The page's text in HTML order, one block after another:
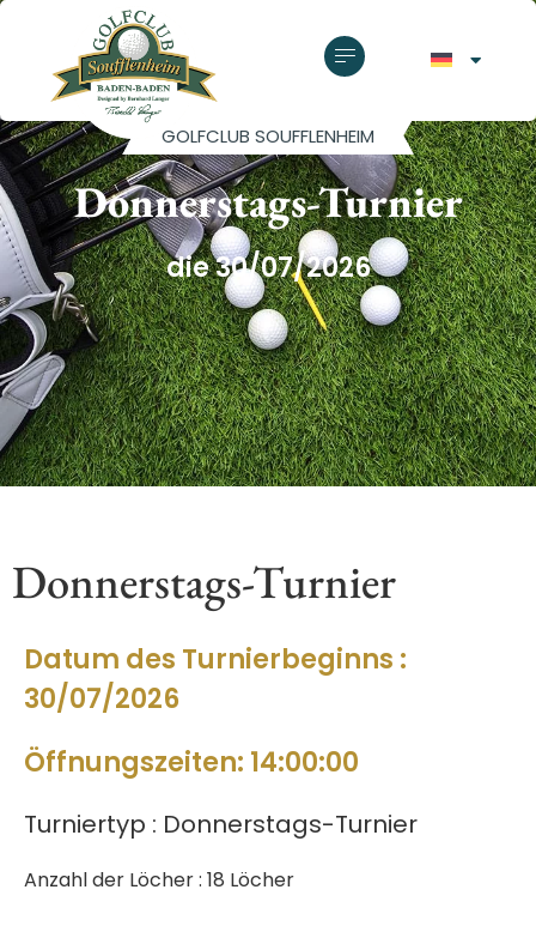
GOLFCLUB SOUFFLENHEIM
Donnerstags-Turnier
die 30/07/2026
Donnerstags-Turnier
Datum des Turnierbeginns :
30/07/2026
Öffnungszeiten: 14:00:00
Turniertyp : Donnerstags-Turnier
Anzahl der Löcher : 18 Löcher